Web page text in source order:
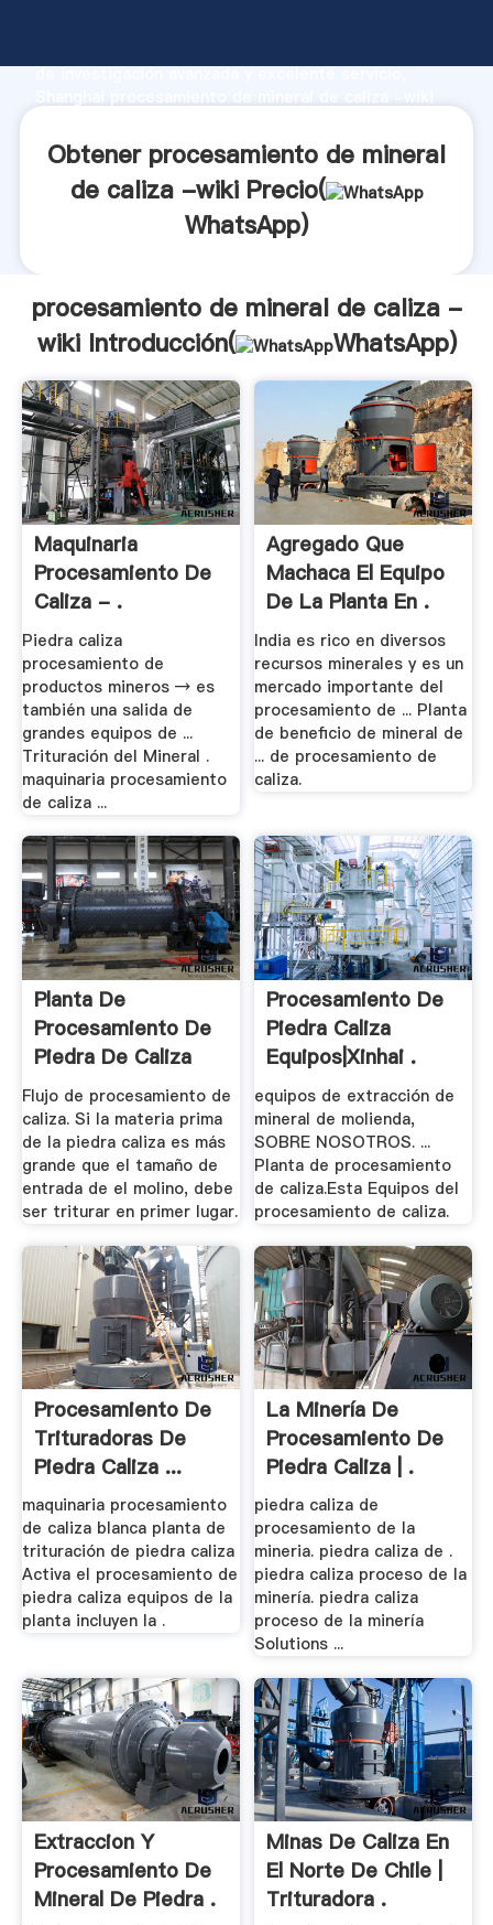
de investigación avanzada y excelente servicio,
clientes.
Obtener procesamiento de mineral
de caliza -wiki Precio(
WhatsApp)
procesamiento de mineral de caliza -
wiki Introducción(
WhatsApp)
Maquinaria
Procesamiento De
Caliza - .
Piedra caliza
procesamiento de
productos mineros → es
también una salida de
grandes equipos de ...
Trituración del Mineral .
maquinaria procesamiento
de caliza ...
Agregado Que
Machaca El Equipo
De La Planta En .
India es rico en diversos
recursos minerales y es un
mercado importante del
procesamiento de ... Planta
de beneficio de mineral de
... de procesamiento de
caliza.
Planta De
Procesamiento De
Piedra De Caliza
Flujo de procesamiento de
caliza. Si la materia prima
de la piedra caliza es más
grande que el tamaño de
entrada de el molino, debe
ser triturar en primer lugar.
Procesamiento De
Piedra Caliza
Equipos|Xinhai .
equipos de extracción de
mineral de molienda,
SOBRE NOSOTROS. ...
Planta de procesamiento
de caliza.Esta Equipos del
procesamiento de caliza.
Procesamiento De
Trituradoras De
Piedra Caliza ...
maquinaria procesamiento
de caliza blanca planta de
trituración de piedra caliza
Activa el procesamiento de
piedra caliza equipos de la
planta incluyen la .
La Minería De
Procesamiento De
Piedra Caliza | .
piedra caliza de
procesamiento de la
mineria. piedra caliza de .
piedra caliza proceso de la
minería. piedra caliza
proceso de la minería
Solutions ...
Extraccion Y
Procesamiento De
Mineral De Piedra .
Minas De Caliza En
El Norte De Chile |
Trituradora .